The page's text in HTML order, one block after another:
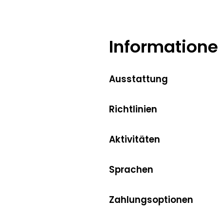
Ausstattung
Richtlinien
Aktivitäten
Sprachen
Zahlungsoptionen